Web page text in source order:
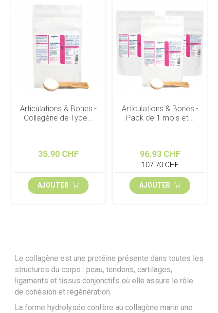
Articulations & Bones -
Collagène de Type...
35.90 CHF
AJOUTER
Articulations & Bones -
Pack de 1 mois et...
96.93 CHF
107.70 CHF
AJOUTER
Le collagène est une protéine présente dans toutes les
structures du corps : peau, tendons, cartilages,
ligaments et tissus conjonctifs où elle assure le rôle
de cohésion et régénération.
La forme hydrolysée confère au collagène marin une